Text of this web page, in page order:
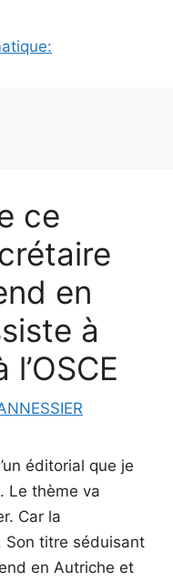
ce
en
à
éditorial que je
Le thème va
Car la
Son titre séduisant
en Autriche et